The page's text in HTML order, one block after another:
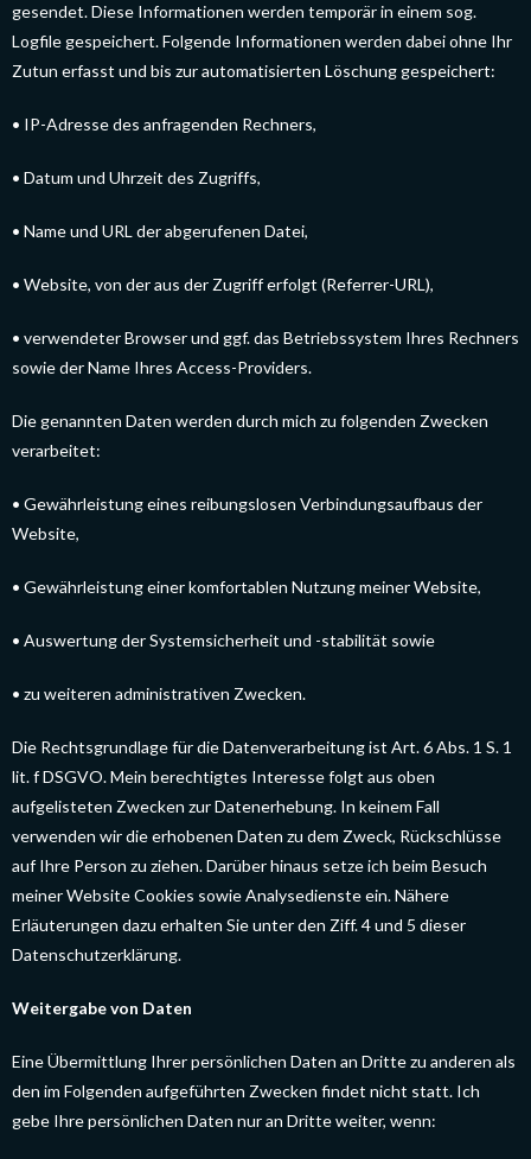
gesendet. Diese Informationen werden temporär in einem sog.
Logfile gespeichert. Folgende Informationen werden dabei ohne Ihr
Zutun erfasst und bis zur automatisierten Löschung gespeichert:
• IP-Adresse des anfragenden Rechners,
• Datum und Uhrzeit des Zugriffs,
• Name und URL der abgerufenen Datei,
• Website, von der aus der Zugriff erfolgt (Referrer-URL),
• verwendeter Browser und ggf. das Betriebssystem Ihres Rechners
sowie der Name Ihres Access-Providers.
Die genannten Daten werden durch mich zu folgenden Zwecken
verarbeitet:
• Gewährleistung eines reibungslosen Verbindungsaufbaus der
Website,
• Gewährleistung einer komfortablen Nutzung meiner Website,
• Auswertung der Systemsicherheit und -stabilität sowie
• zu weiteren administrativen Zwecken.
Die Rechtsgrundlage für die Datenverarbeitung ist Art. 6 Abs. 1 S. 1
lit. f DSGVO. Mein berechtigtes Interesse folgt aus oben
aufgelisteten Zwecken zur Datenerhebung. In keinem Fall
verwenden wir die erhobenen Daten zu dem Zweck, Rückschlüsse
auf Ihre Person zu ziehen. Darüber hinaus setze ich beim Besuch
meiner Website Cookies sowie Analysedienste ein. Nähere
Erläuterungen dazu erhalten Sie unter den Ziff. 4 und 5 dieser
Datenschutzerklärung.
Weitergabe von Daten
Eine Übermittlung Ihrer persönlichen Daten an Dritte zu anderen als
den im Folgenden aufgeführten Zwecken findet nicht statt. Ich
gebe Ihre persönlichen Daten nur an Dritte weiter, wenn: